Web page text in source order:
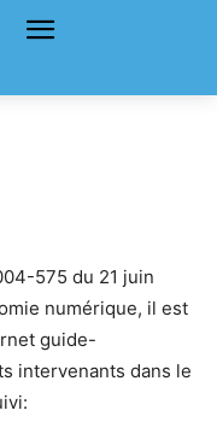
575 du 21 juin
numérique, il est
guide-
intervenants dans le